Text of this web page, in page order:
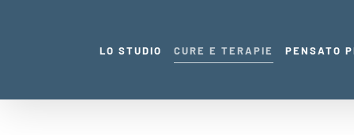
LO STUDIO CURE E TERAPIE PENSATO